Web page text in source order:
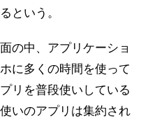
という。
の中、アプリケーショ
に多くの時間を使って
リを普段使いしている
いのアプリは集約され